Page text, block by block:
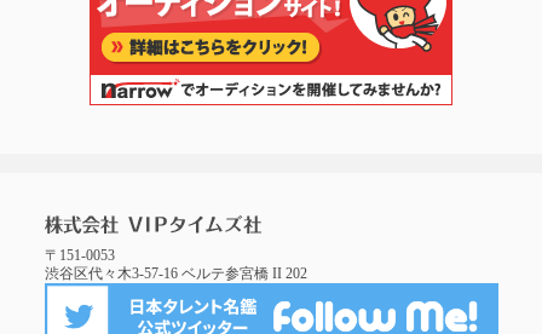
〒151-0053
渋谷区代々木3-57-16 ベルテ参宮橋 II 202